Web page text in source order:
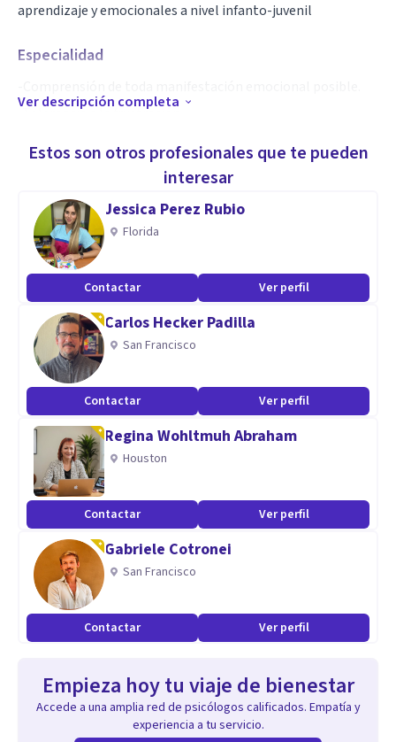
aprendizaje y emocionales a nivel infanto-juvenil
Especialidad
-Tolerancia a la frustración.
Mi especialidad es la atención de aquellas problemáticas
relacionadas con alteración de estados de ánimo y gestión
emocional.
En infancia-adolescencia, la atención de aquellas
dificultades de los niños y niñas a nivel ya no solo escolar,
sino problemas de conducta en casa y que esconden
dificultades de comprensión y malestar en el entorno
Ver descripción completa
Estos son otros profesionales que te pueden
interesar
Jessica Perez Rubio
Florida
Contactar Ver perfil
Carlos Hecker Padilla
San Francisco
Contactar Ver perfil
Regina Wohltmuh Abraham
Houston
Contactar Ver perfil
Gabriele Cotronei
San Francisco
Contactar Ver perfil
Empieza hoy tu viaje de bienestar
Accede a una amplia red de psicólogos calificados. Empatía y
experiencia a tu servicio.